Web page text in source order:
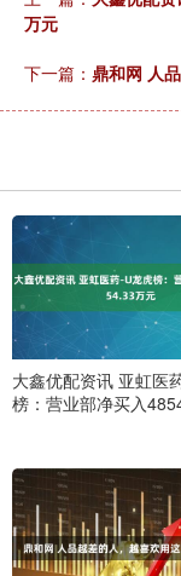
万元
下一篇： 鼎和网 人
大鑫优配资讯 亚虹医
榜：营业部净买入